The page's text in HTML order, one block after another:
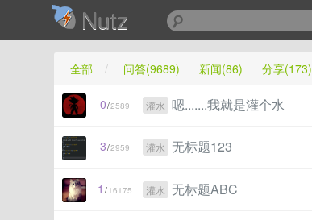
Nutz
全部 / 问答(9689) 新闻(86) 分享(173)
0/2589 灌水 嗯.......我就是灌个水
3/2959 灌水 无标题123
1/16175 灌水 无标题ABC